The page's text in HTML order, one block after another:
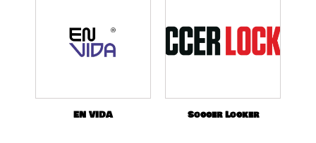
EN VIDA Soccer Locker